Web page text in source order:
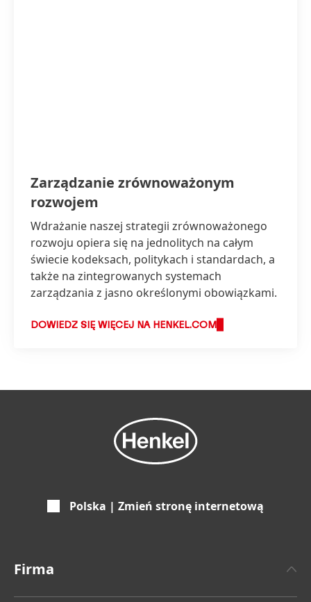
Zarządzanie zrównoważonym
rozwojem
Wdrażanie naszej strategii zrównoważonego
rozwoju opiera się na jednolitych na całym
świecie kodeksach, politykach i standardach, a
także na zintegrowanych systemach
zarządzania z jasno określonymi obowiązkami.
DOWIEDZ SIĘ WIĘCEJ NA HENKEL.COM
Polska | Zmień stronę internetową
Firma